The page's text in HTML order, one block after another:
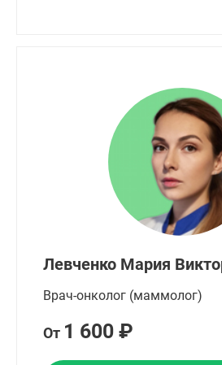
Левченко Мария
Врач-онколог (маммолог)
От 1 600 ₽